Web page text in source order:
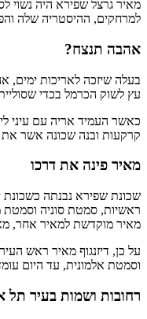
מאיר גרצל שפירא היה נשוי
למרחקים, ההיסטריה שלה
אהבה תנצח?
בעלה שיזכה לאריכות ימים,
עץ לשוק הכרמל בכדי
כאשר העמיד אריה עם עיני
קרקעות ובנה שכונה אשר
מאיר פינה את דרכו
שכונת שפירא נבנתה כשכונת
ראשיות, סמטת סוניה וסמטת
מאיר מוקדשת למאיר אחר,
על כן, דיזנגוף מאיר ראש
וסמטת אלמונית, עד היום
רחובות ושמות בעיר תל